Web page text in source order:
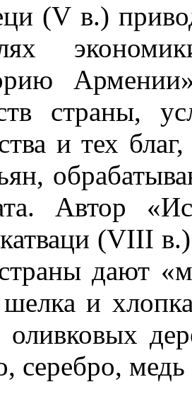
(V в.)
страны,
и тех
Автор
(VIII
дают
и
оливковых
серебро,